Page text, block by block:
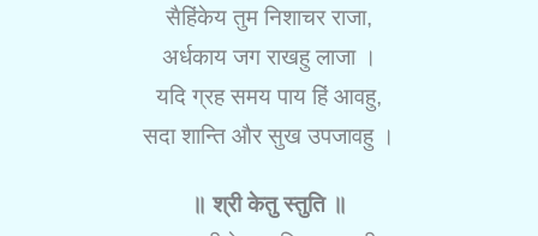
सैहिंकेय तुम निशाचर राजा,
अर्धकाय जग राखहु लाजा ।
यदि ग्रह समय पाय हिं आवहु,
सदा शान्ति और सुख उपजावहु ।
॥ श्री केतु स्तुति ॥